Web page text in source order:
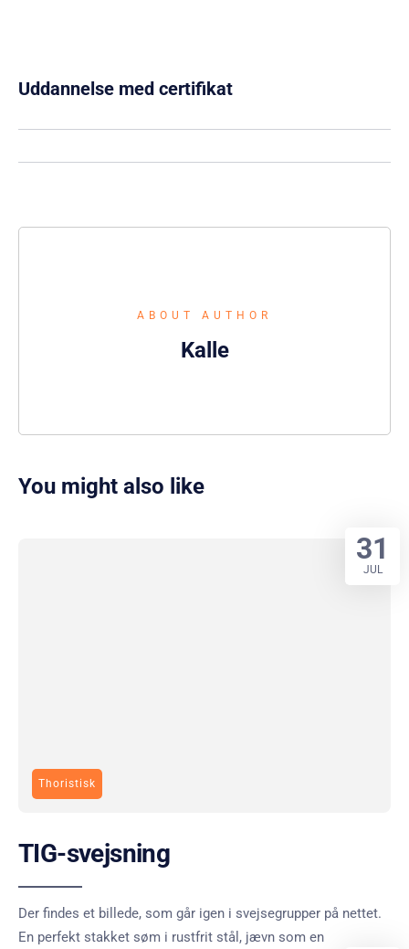
Uddannelse med certifikat
ABOUT AUTHOR
Kalle
You might also like
Thoristisk
TIG-svejsning
Der findes et billede, som går igen i svejsegrupper på nettet.
En perfekt stakket søm i rustfrit stål, jævn som en
31
JUL